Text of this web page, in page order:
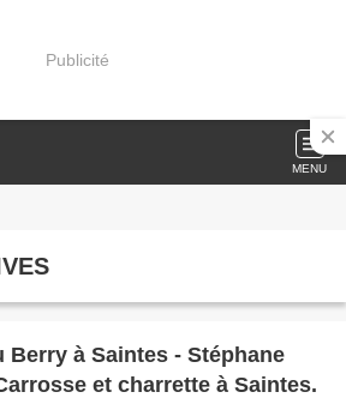
Publicité
MENU
Berry à Saintes - Stéphane
et charrette à Saintes.